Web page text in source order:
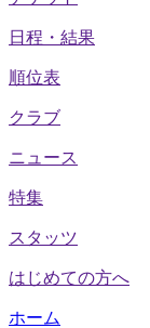
日程・結果
順位表
クラブ
ニュース
特集
スタッツ
はじめての方へ
ホーム